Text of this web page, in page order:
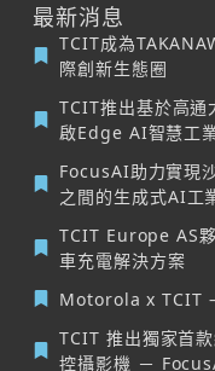
最新消息
TCIT成為
際創新生態圈
TCIT推出基於高
啟Edge AI智慧工
FocusAI助力實現
之間的生成式AI工
TCIT Europe AS
車充電解決方案
Motorola x TCIT
TCIT 推出獨家首
控攝影機 －